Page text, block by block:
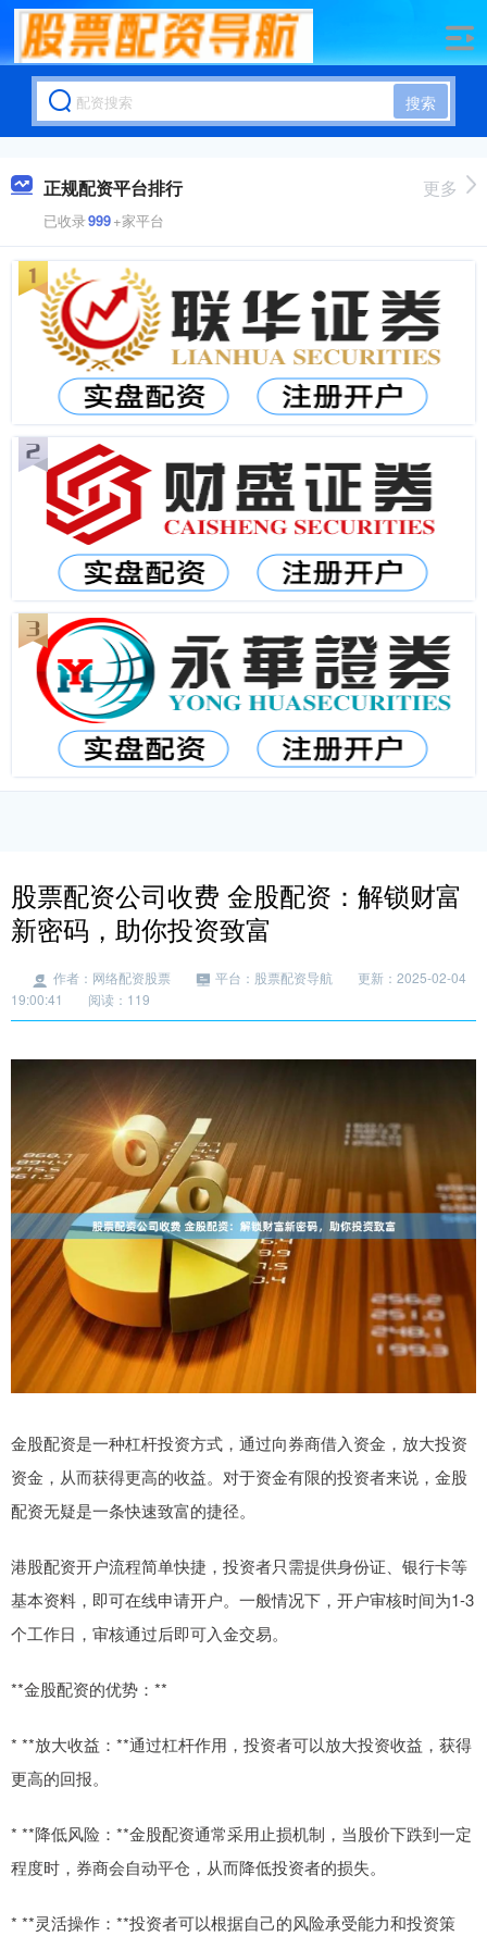
搜索
正规配资平台排行
已收录999+家平台
更多
股票配资公司收费 金股配资：解锁财富
新密码，助你投资致富
作者：网络配资股票 平台：股票配资导航
更新：2025-02-04
19:00:41
阅读：119
金股配资是一种杠杆投资方式，通过向券商借入资金，放大投资
资金，从而获得更高的收益。对于资金有限的投资者来说，金股
配资无疑是一条快速致富的捷径。
港股配资开户流程简单快捷，投资者只需提供身份证、银行卡等
基本资料，即可在线申请开户。一般情况下，开户审核时间为1-3
个工作日，审核通过后即可入金交易。
**金股配资的优势：**
* **放大收益：**通过杠杆作用，投资者可以放大投资收益，获得
更高的回报。
* **降低风险：**金股配资通常采用止损机制，当股价下跌到一定
程度时，券商会自动平仓，从而降低投资者的损失。
* **灵活操作：**投资者可以根据自己的风险承受能力和投资策